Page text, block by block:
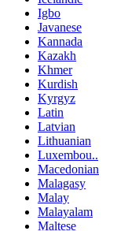
Igbo
Javanese
Kannada
Kazakh
Khmer
Kurdish
Kyrgyz
Latin
Latvian
Lithuanian
Luxembou..
Macedonian
Malagasy
Malay
Malayalam
Maltese